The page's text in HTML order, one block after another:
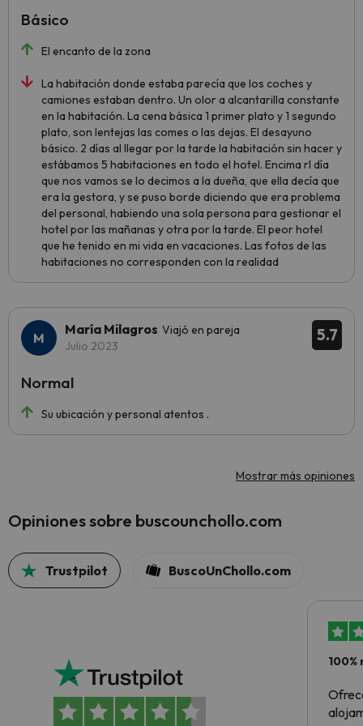
El encanto de la zona
La habitación donde estaba parecía que los coches y
camiones estaban dentro. Un olor a alcantarilla constante
en la habitación. La cena básica 1 primer plato y 1 segundo
plato, son lentejas las comes o las dejas. El desayuno
básico. 2 días al llegar por la tarde la habitación sin hacer y
estábamos 5 habitaciones en todo el hotel. Encima rl día
que nos vamos se lo decimos a la dueña, que ella decía que
era la gestora, y se puso borde diciendo que era problema
del personal, habiendo una sola persona para gestionar el
hotel por las mañanas y otra por la tarde. El peor hotel
que he tenido en mi vida en vacaciones. Las fotos de las
habitaciones no corresponden con la realidad
Básico
5.7
María Milagros Viajó en pareja
Julio 2023
Su ubicación y personal atentos .
Normal
Mostrar más opiniones
Opiniones sobre buscounchollo.com
Trustpilot BuscoUnChollo.com